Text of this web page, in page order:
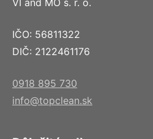
VI and MO s. r. o.
IČO: 56811322
DIČ: 2122461176
0918 895 730
info@topclean.sk